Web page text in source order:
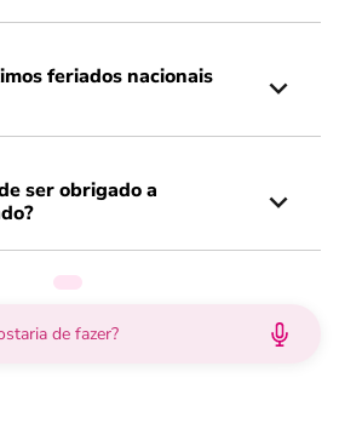
feriados nacionais
ser obrigado a